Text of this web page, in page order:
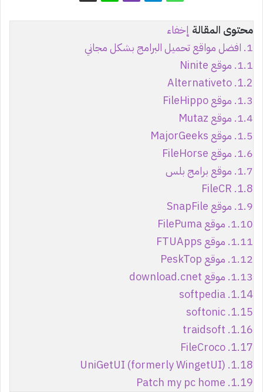
محتوى المقالة إخفاء
1. افضل مواقع تحميل البرامج بشكل مجاني
1.1. موقع Ninite
1.2.
Alternativeto
1.3. موقع FileHippo
1.4. موقع Mutaz
1.5. موقع MajorGeeks
1.6. موقع FileHorse
1.7. موقع برامج بلس
1.8.
FileCR
1.9. موقع SnapFile
1.10. موقع FilePuma
1.11. موقع FTUApps
1.12. موقع PeskTop
1.13. موقع download.cnet
1.14.
softpedia
1.15.
softonic
1.16.
traidsoft
1.17.
FileCroco
1.18.
UniGetUI (formerly WingetUI)
1.19.
Patch my pc home